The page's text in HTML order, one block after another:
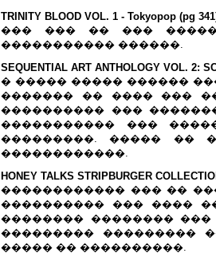
TRINITY BLOOD VOL. 1 - Tokyopop (pg
��� ��� �� ���
����������� ������.
SEQUENTIAL ART ANTHOLOGY VOL. 2:
� ����� ����� ������
������� �� ���� ���
���������� ���
����������� ���
���������. ����� ��
������������.
HONEY TALKS STRIPBURGER
������������ ��� ��
���������� ��� ����
�������� ��������
��������� ���������
����� �� ����������.